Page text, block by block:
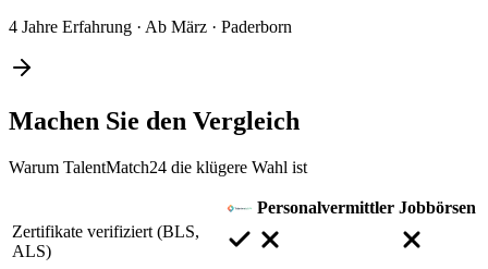
4 Jahre Erfahrung · Ab März · Paderborn
Machen Sie den Vergleich
Warum TalentMatch24 die klügere Wahl ist
Personalvermittler Jobbörsen
Zertifikate verifiziert (BLS,
ALS)